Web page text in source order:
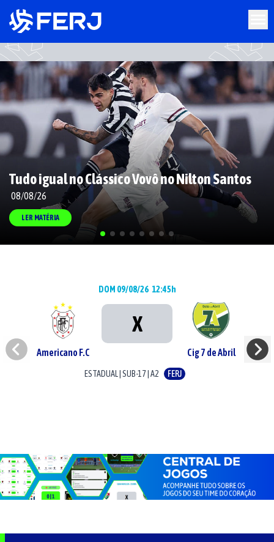
Tudo igual no Clássico Vovô no Nilton Santos
08/08/26
LER MATÉRIA
DOM 09/08/26 12:45h
Americano F.C
X
Cig 7 de Abril
ESTADUAL|SUB-17|A2 FERJ